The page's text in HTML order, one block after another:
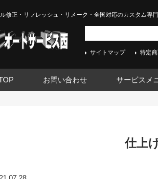
修正・リフレッシュ・リメーク・全国対応のカスタム専
サイトマップ 特定
お問い合わせ サービスメ
仕上